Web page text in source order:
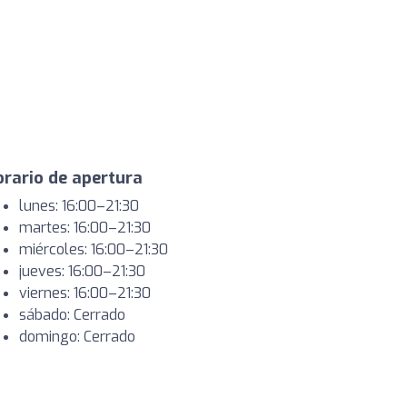
de apertura
lunes: 16:00–21:30
martes: 16:00–21:30
miércoles: 16:00–21:30
jueves: 16:00–21:30
viernes: 16:00–21:30
sábado: Cerrado
domingo: Cerrado